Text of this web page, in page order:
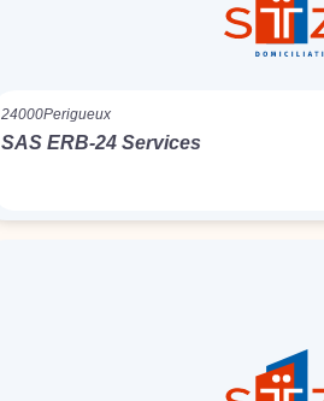
24000Perigueux
SAS ERB-24 Services